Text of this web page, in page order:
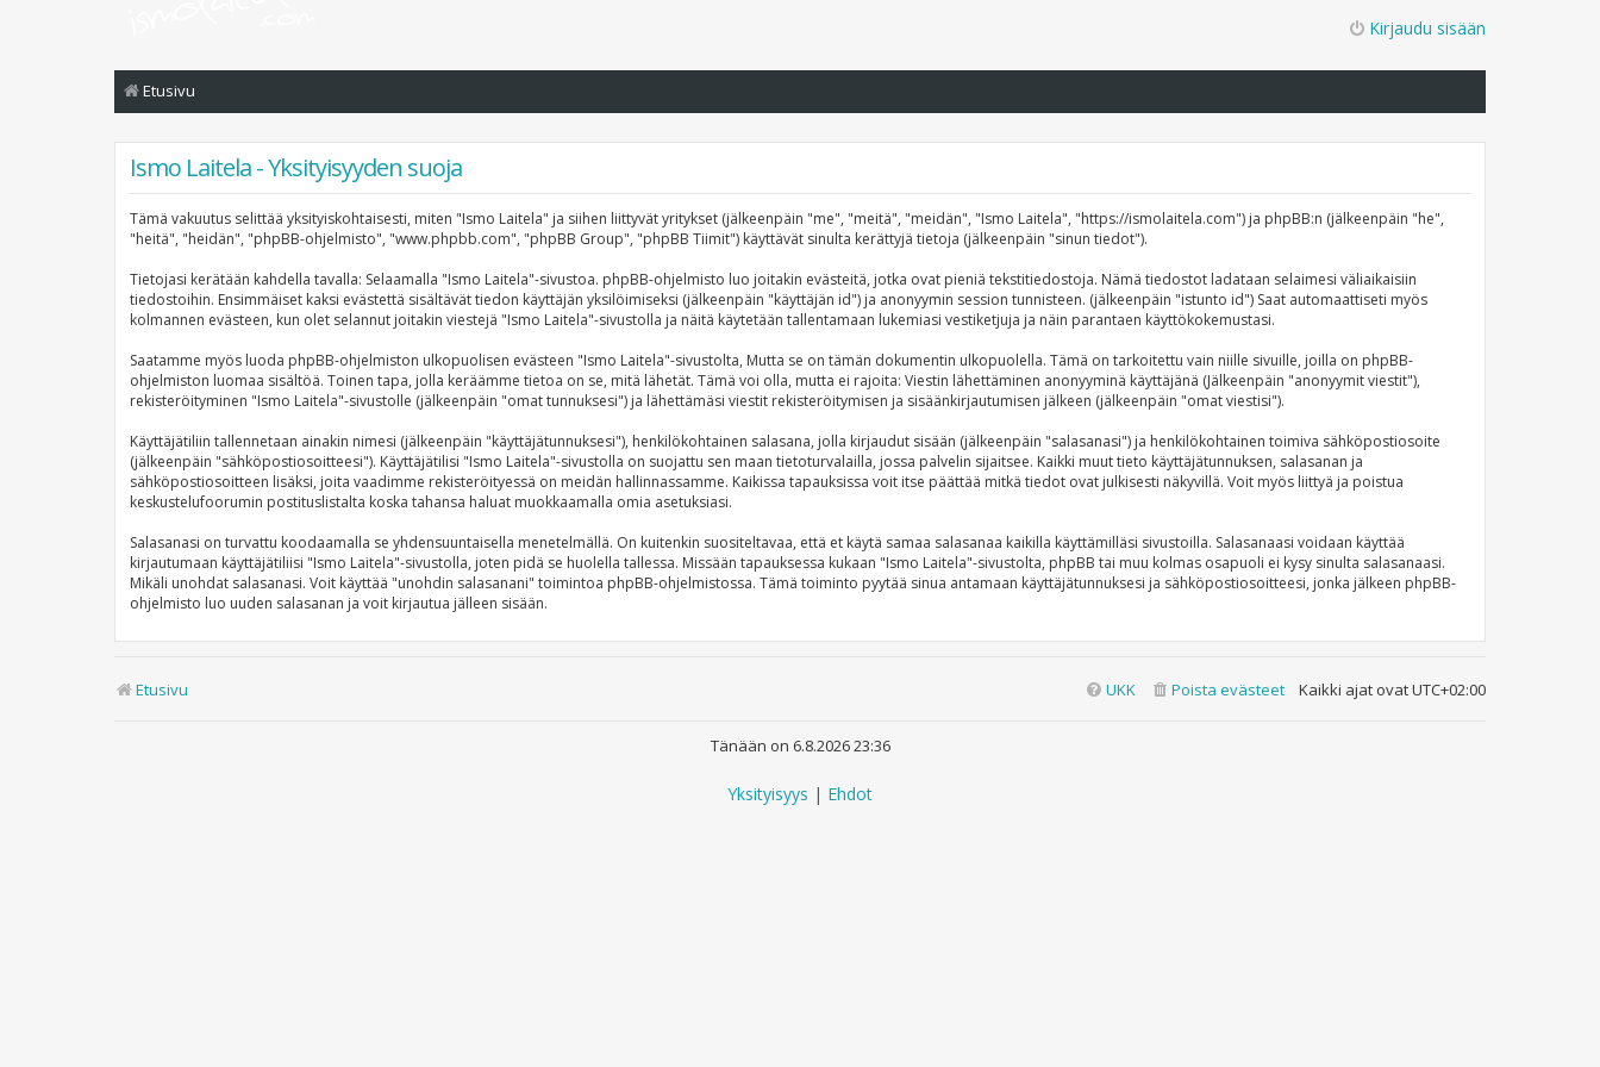
Kirjaudu sisään
Etusivu
Ismo Laitela - Yksityisyyden suoja
Tämä vakuutus selittää yksityiskohtaisesti, miten "Ismo Laitela" ja siihen liittyvät yritykset (jälkeenpäin "me", "meitä", "meidän", "Ismo Laitela", "https://ismolaitela.com") ja phpBB:n (jälkeenpäin "he",
"heitä", "heidän", "phpBB-ohjelmisto", "www.phpbb.com", "phpBB Group", "phpBB Tiimit") käyttävät sinulta kerättyjä tietoja (jälkeenpäin "sinun tiedot").
Tietojasi kerätään kahdella tavalla: Selaamalla "Ismo Laitela"-sivustoa. phpBB-ohjelmisto luo joitakin evästeitä, jotka ovat pieniä tekstitiedostoja. Nämä tiedostot ladataan selaimesi väliaikaisiin
tiedostoihin. Ensimmäiset kaksi evästettä sisältävät tiedon käyttäjän yksilöimiseksi (jälkeenpäin "käyttäjän id") ja anonyymin session tunnisteen. (jälkeenpäin "istunto id") Saat automaattiseti myös
kolmannen evästeen, kun olet selannut joitakin viestejä "Ismo Laitela"-sivustolla ja näitä käytetään tallentamaan lukemiasi vestiketjuja ja näin parantaen käyttökokemustasi.
Saatamme myös luoda phpBB-ohjelmiston ulkopuolisen evästeen "Ismo Laitela"-sivustolta, Mutta se on tämän dokumentin ulkopuolella. Tämä on tarkoitettu vain niille sivuille, joilla on phpBB-
ohjelmiston luomaa sisältöä. Toinen tapa, jolla keräämme tietoa on se, mitä lähetät. Tämä voi olla, mutta ei rajoita: Viestin lähettäminen anonyyminä käyttäjänä (Jälkeenpäin "anonyymit viestit"),
rekisteröityminen "Ismo Laitela"-sivustolle (jälkeenpäin "omat tunnuksesi") ja lähettämäsi viestit rekisteröitymisen ja sisäänkirjautumisen jälkeen (jälkeenpäin "omat viestisi").
Käyttäjätiliin tallennetaan ainakin nimesi (jälkeenpäin "käyttäjätunnuksesi"), henkilökohtainen salasana, jolla kirjaudut sisään (jälkeenpäin "salasanasi") ja henkilökohtainen toimiva sähköpostiosoite
(jälkeenpäin "sähköpostiosoitteesi"). Käyttäjätilisi "Ismo Laitela"-sivustolla on suojattu sen maan tietoturvalailla, jossa palvelin sijaitsee. Kaikki muut tieto käyttäjätunnuksen, salasanan ja
sähköpostiosoitteen lisäksi, joita vaadimme rekisteröityessä on meidän hallinnassamme. Kaikissa tapauksissa voit itse päättää mitkä tiedot ovat julkisesti näkyvillä. Voit myös liittyä ja poistua
keskustelufoorumin postituslistalta koska tahansa haluat muokkaamalla omia asetuksiasi.
Salasanasi on turvattu koodaamalla se yhdensuuntaisella menetelmällä. On kuitenkin suositeltavaa, että et käytä samaa salasanaa kaikilla käyttämilläsi sivustoilla. Salasanaasi voidaan käyttää
kirjautumaan käyttäjätiliisi "Ismo Laitela"-sivustolla, joten pidä se huolella tallessa. Missään tapauksessa kukaan "Ismo Laitela"-sivustolta, phpBB tai muu kolmas osapuoli ei kysy sinulta salasanaasi.
Mikäli unohdat salasanasi. Voit käyttää "unohdin salasanani" toimintoa phpBB-ohjelmistossa. Tämä toiminto pyytää sinua antamaan käyttäjätunnuksesi ja sähköpostiosoitteesi, jonka jälkeen phpBB-
ohjelmisto luo uuden salasanan ja voit kirjautua jälleen sisään.
Etusivu Kaikki ajat ovatUTC+02:00
Poista evästeet
UKK
Tänään on 6.8.2026 23:36
Yksityisyys | Ehdot